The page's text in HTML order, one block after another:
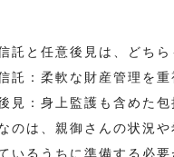
託と任意後見は、どち
託 ：柔軟な財産管理を
見 ：身上監護も含めた
のは、親御さんの状況
いるうちに準備する必要